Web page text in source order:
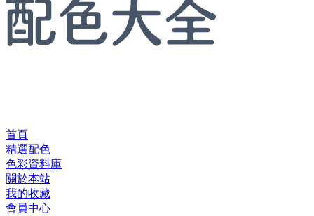
首頁
精選配色
色彩資料庫
關於本站
我的收藏
會員中心